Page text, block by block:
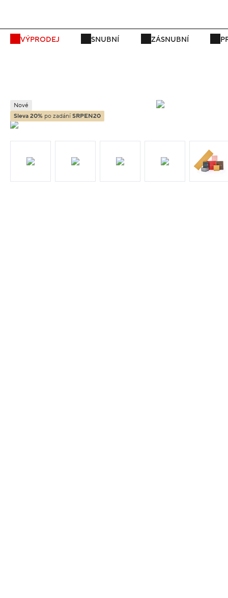
VÝPRODEJ SNUBNÍ ZÁSNUBNÍ
Nové
Sleva 20% po zadání SRPEN20